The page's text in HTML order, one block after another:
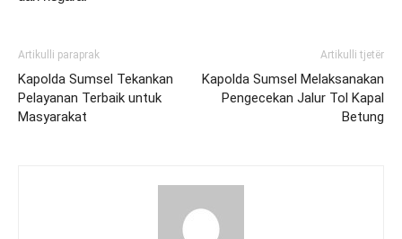
Artikulli paraprak
Kapolda Sumsel Tekankan
Pelayanan Terbaik untuk
Masyarakat
Artikulli tjetër
Kapolda Sumsel Melaksanakan
Pengecekan Jalur Tol Kapal
Betung